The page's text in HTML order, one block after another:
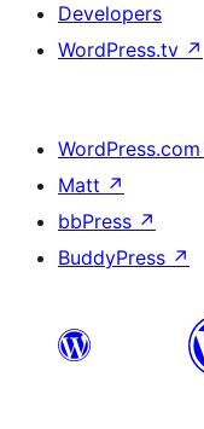
Developers
WordPress.tv ↗
WordPress.com
Matt ↗
bbPress ↗
BuddyPress ↗